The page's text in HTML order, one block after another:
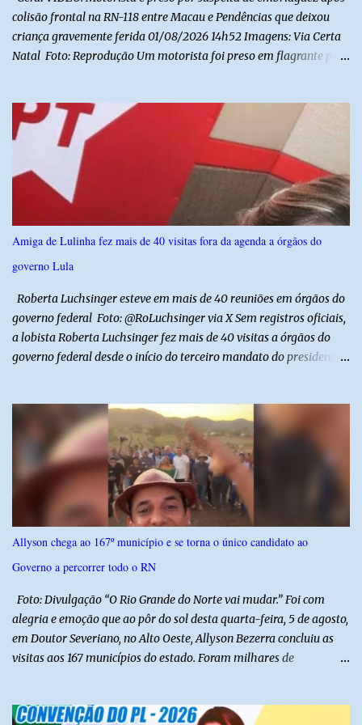
colisão frontal na RN-118 entre Macau e Pendências que deixou
criança gravemente ferida 01/08/2026 14h52 Imagens: Via Certa
Natal Foto: Reprodução Um motorista foi preso em flagrante por
na RN-118, entre Macau e Pendências. Segundo a Polícia Militar,
dois carros que seguiam em sentidos opostos bateram de frente.
Um dos condutores apresentava sinais de embriaguez, foi levado
ao Hospital Regional Tarcísio Maia, em Mossoró, e autuado em
flagrante. O exame pericial para confirmar a presença de álcool no
organismo está em andamento. No outro veículo estavam
funcionários da Caern que seguiam para uma partida de futebol. O
motorista e uma mulher sofreram ferimentos leves. A criança, que
estava no carro com o grupo, ficou gravemente ferida, precisou ser
Amiga de Lulinha fez mais de 40 visitas fora da agenda a órgãos do
governo Lula
Roberta Luchsinger esteve em mais de 40 reuniões em órgãos do
governo federal Foto: @RoLuchsinger via X Sem registros oficiais,
a lobista Roberta Luchsinger fez mais de 40 visitas a órgãos do
governo federal desde o início do terceiro mandato do presidente
públicos que participam dos encontros. Em duas oportunidades, a
lobista esteve no Palácio do Planalto e no gabinete do ministro do
Desenvolvimento Social, Wellington Dias, acompanhada do então
sócio de Lulinha. Os encontros não foram registrados nas agendas
oficiais. Fábio Luís é alvo de inquérito aberto nesta quinta-feira,
30, a pedido da PF, que apura se ele utilizou a influência do pai
para defender interesses empresariais com a administração
pública. Segundo a Polícia Federal, a atuação dele contou com a
ajuda de Luchsinger e se concentrou no Ministério da Saúde e no
Allyson chega ao 167º município e se torna o único candidato ao
Governo a percorrer todo o RN
Foto: Divulgação “O Rio Grande do Norte vai mudar.” Foi com
alegria e emoção que ao pôr do sol desta quarta-feira, 5 de agosto,
em Doutor Severiano, no Alto Oeste, Allyson Bezerra concluiu as
visitas aos 167 municípios do estado. Foram milhares de
Governador Allyson Bezerra concluiu as agendas do 167 Razões RN